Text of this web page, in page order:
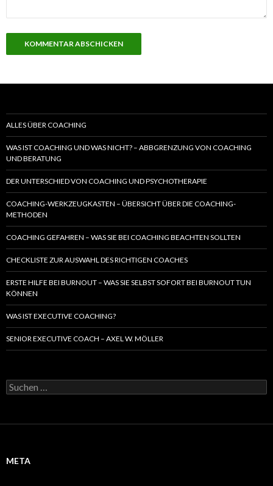
ALLES ÜBER COACHING
WAS IST COACHING UND WAS NICHT? – ABBGRENZUNG VON COACHING
UND BERATUNG
DER UNTERSCHIED VON COACHING UND PSYCHOTHERAPIE
COACHING-WERKZEUGKASTEN – ÜBERSICHT ÜBER DIE COACHING-
METHODEN
COACHING GEFAHREN – WAS SIE BEI COACHING BEACHTEN SOLLTEN
CHECKLISTE ZUR AUSWAHL DES RICHTIGEN COACHES
ERSTE HILFE BEI BURNOUT – WAS SIE SELBST SOFORT BEI BURNOUT TUN
KÖNNEN
WAS IST EXECUTIVE COACHING?
SENIOR EXECUTIVE COACH – AXEL W. MÖLLER
S
u
c
META